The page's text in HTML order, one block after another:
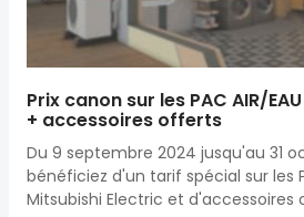
Prix canon sur les PAC AIR/
+ accessoires offerts
Du 9 septembre 2024 jusqu'au 31
bénéficiez d'un tarif spécial sur les
Mitsubishi Electric et d'accessoires